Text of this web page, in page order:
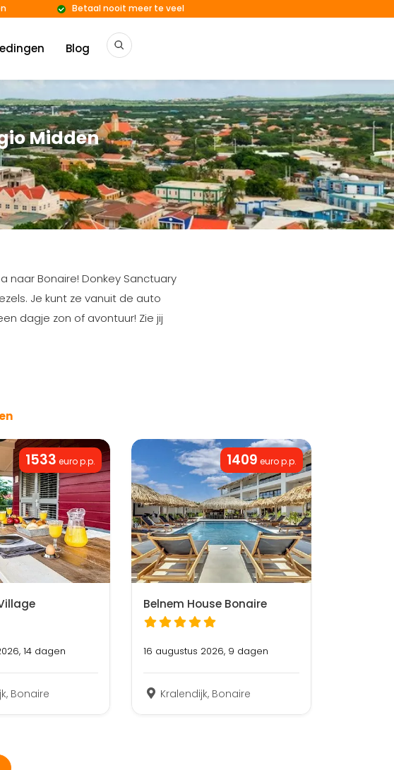
Blog
Betaal nooit meer te veel
Midden
naar Bonaire! Donkey Sanctuary
Je kunt ze vanuit de auto
dagje zon of avontuur! Zie jij
1533 euro p.p.
14 dagen
Bonaire
1409 euro p.p.
Belnem House Bonaire
16 augustus 2026, 9 dagen
Kralendijk, Bonaire